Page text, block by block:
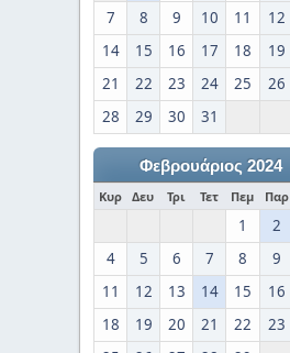
7
8 9 10 11 12
14
15 16 17 18 19
21
22 23 24 25 26
28
29 30 31
Φεβρουάριος 2024
Κυρ Δευ Τρι Τετ Πεμ Παρ
1 2
4
5 6 7 8 9
11
12 13 14 15 16
18
19 20 21 22 23